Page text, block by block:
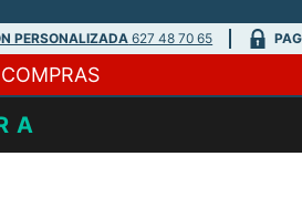
PERSONALIZADA627 48 70 65